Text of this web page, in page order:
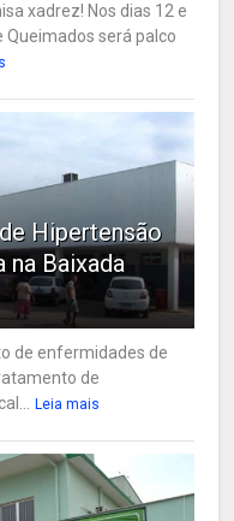
xadrez! Nos dias 12 e
Queimados será palco
Hipertensão
na Baixada
de enfermidades de
de
Leia mais